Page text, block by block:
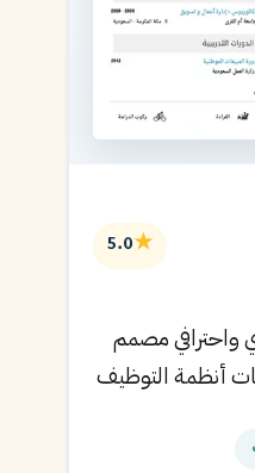
★
5.0
واحترافي مصمم
أنظمة التوظيف